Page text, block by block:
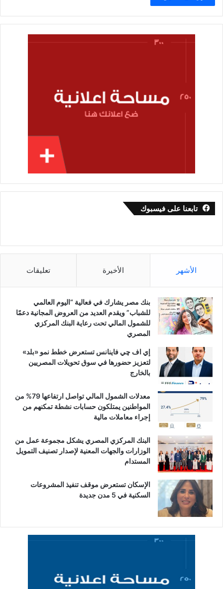
تابعنا على فيسبوك
الأشهر الأخيرة تعليقات
بنك مصر يشارك في فعالية “اليوم العالمي
للشباب” ويقدم العديد من العروض المجانية دعمًا
للشمول المالي تحت رعاية البنك المركزي
المصري
إي اف چي فاينانس تستعرض خطط نمو «بلد»
لتعزيز حضورها في سوق تحويلات المصريين
بالخارج
معدلات الشمول المالي تواصل ارتفاعها 79% من
المواطنين يمتلكون حسابات نشطة تمكنهم من
إجراء معاملات مالية
البنك المركزي المصري يشكل مجموعة عمل من
الوزارات والجهات المعنية لإصدار تصنيف التمويل
المستدام
الإسكان تستعرض موقف تنفيذ المشروعات
السكنية في 5 مدن جديدة